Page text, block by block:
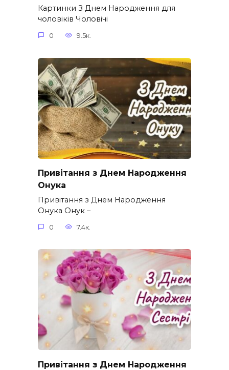
Картинки З Днем Народження для
чоловіків​ Чоловічі
0 9.5к.
Привітання з Днем Народження
Онука
Привітання з Днем Народження
Онука Онук –
0 7.4к.
Привітання з Днем Народження